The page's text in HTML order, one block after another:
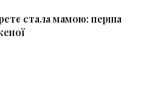
стала мамою: перша